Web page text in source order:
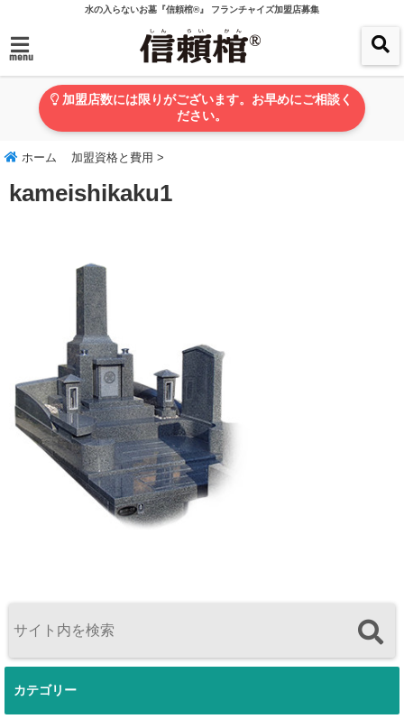
水の入らないお墓『信頼棺®』 フランチャイズ加盟店募集
menu
加盟店数には限りがございます。お早めにご相談く
ださい。
ホーム 加盟資格と費用 >
kameishikaku1
カテゴリー